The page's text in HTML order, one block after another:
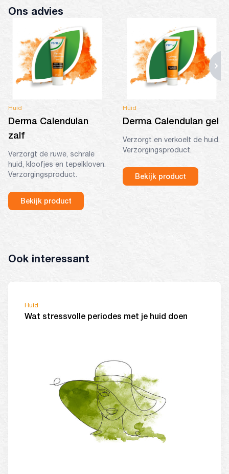
Ons advies
Huid
Derma Calendulan
zalf
Verzorgt de ruwe, schrale
huid, kloofjes en tepelkloven.
Verzorgingsproduct.
Bekijk product
Huid
Derma Calendulan gel
Verzorgt en verkoelt de huid.
Verzorgingsproduct.
Bekijk product
Ook interessant
Huid
Wat stressvolle periodes met je huid doen